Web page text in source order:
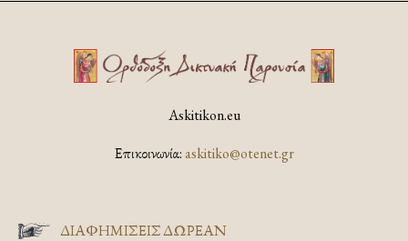
Askitikon.eu
Επικοινωνία:askitiko@otenet.gr
ΔΙΑΦΗΜΊΣΕΙΣ ΔΩΡΕΆΝ